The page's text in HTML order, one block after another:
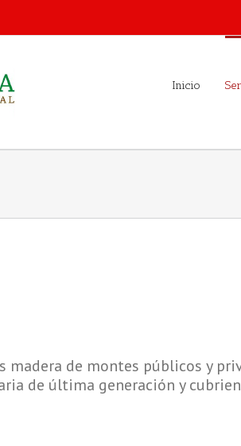
Inicio
madera de montes públicos y
de última generación y